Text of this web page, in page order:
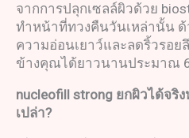
จากการปลุกเซลล์ผิวด้วย
ทำหน้าที่ทวงคืนวันเหล่านั้น ด้
ความอ่อนเยาว์และลดริ้วรอย
ข้างคุณได้ยาวนานประมาณ
nucleofill strong ยกผิวได้จริง
เปล่า?